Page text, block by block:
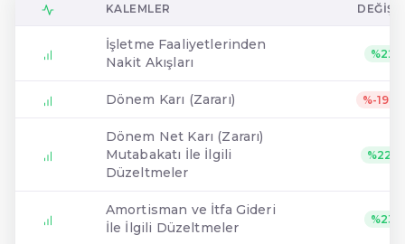
KALEMLER
İşletme Faaliyetlerinden
Nakit Akışları
%22
Dönem Karı (Zararı) %-1979
Dönem Net Karı (Zararı)
Mutabakatı İle İlgili
Düzeltmeler
%22.1
Amortisman ve İtfa Gideri
İle İlgili Düzeltmeler
%23